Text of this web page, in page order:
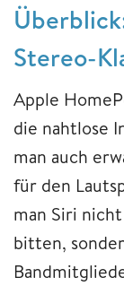
Stereo-
Apple
die nahtlose
man auch
für den
man Siri
bitten,